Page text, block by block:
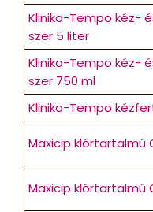
Kliniko-Tempo kéz-
szer 5 liter
Kliniko-Tempo kéz-
szer 750 ml
Kliniko-Tempo
Maxicip klórtartalmú
Maxicip klórtartalmú